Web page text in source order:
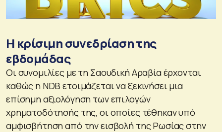
Η κρίσιμη συνεδρίαση της
εβδομάδας
Οι συνομιλίες με τη Σαουδική Αραβία έρχονται
καθώς η NDB ετοιμάζεται να ξεκινήσει μια
επίσημη αξιολόγηση των επιλογών
χρηματοδότησής της, οι οποίες τέθηκαν υπό
αμφισβήτηση από την εισβολή της Ρωσίας στην